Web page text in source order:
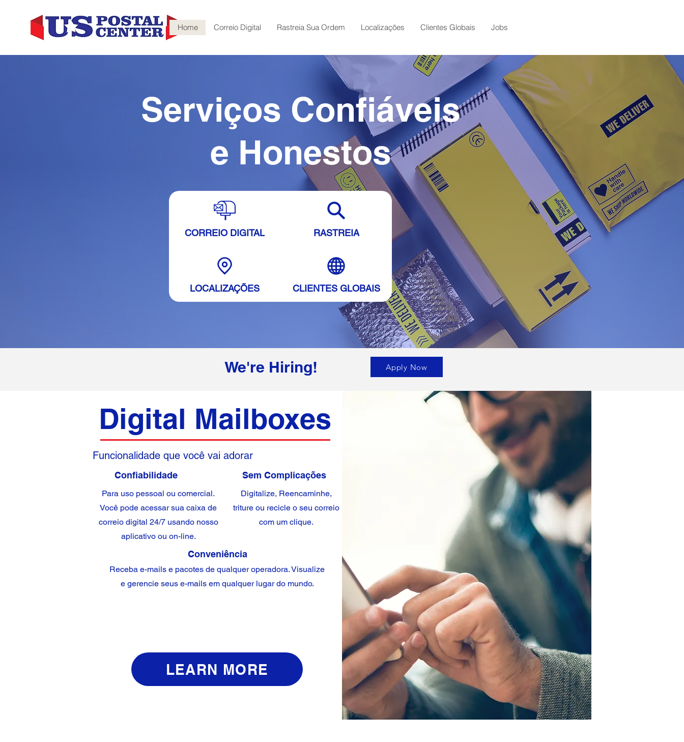
Home Correio Digital Rastreia Sua Ordem Localizações Clientes Globais Jobs
Serviços Confiáveis
e Honestos
CORREIO DIGITAL RASTREIA
LOCALIZAÇÕES CLIENTES GLOBAIS
We're Hiring! Apply Now
Digital Mailboxes
Funcionalidade que você vai adorar
Confiabilidade
Para uso pessoal ou comercial.
Você pode acessar sua caixa de
correio digital 24/7 usando nosso
aplicativo ou on-line.
Sem Complicações
Digitalize, Reencaminhe,
triture ou recicle o seu correio
com um clique.
Conveniência
Receba e-mails e pacotes de qualquer operadora. Visualize
e gerencie seus e-mails em qualquer lugar do mundo.
LEARN MORE